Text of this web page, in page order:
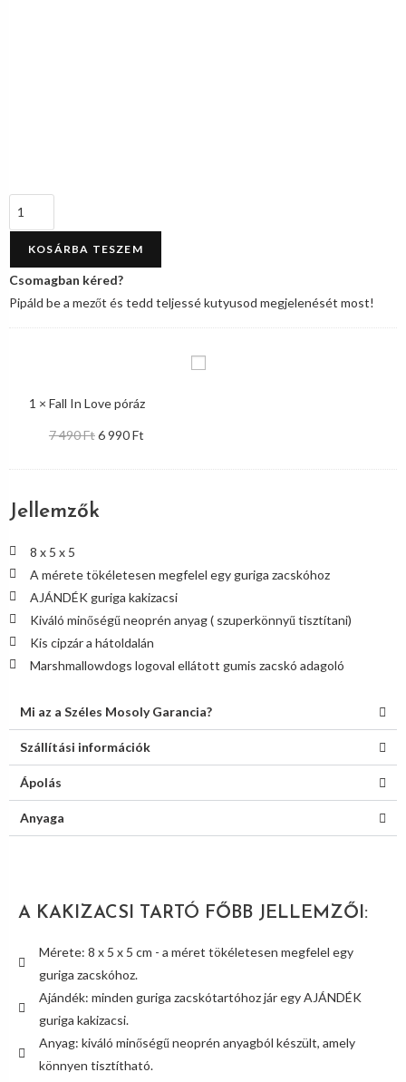
KOSÁRBA TESZEM
Pipáld be a mezőt és tedd teljessé kutyusod megjelenését most!
1 ×Fall In Love póráz
7 490Ft6 990Ft
Jellemzők
8 x 5 x 5
A mérete tökéletesen megfelel egy guriga zacskóhoz
AJÁNDÉK guriga kakizacsi
Kiváló minőségű neoprén anyag ( szuperkönnyű tisztítani)
Kis cipzár a hátoldalán
Marshmallowdogs logoval ellátott gumis zacskó adagoló
Mi az a Széles Mosoly Garancia?
Szállítási információk
Ápolás
Anyaga
A KAKIZACSI TARTÓ FŐBB JELLEMZŐI:
Mérete: 8 x 5 x 5 cm - a méret tökéletesen megfelel egy
guriga zacskóhoz.
Ajándék: minden guriga zacskótartóhoz jár egy AJÁNDÉK
guriga kakizacsi.
Anyag: kiváló minőségű neoprén anyagból készült, amely
könnyen tisztítható.